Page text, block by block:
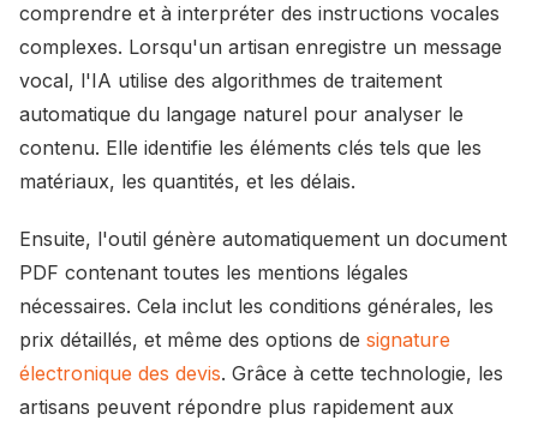
comprendre et à interpréter des instructions vocales
complexes. Lorsqu'un artisan enregistre un message
vocal, l'IA utilise des algorithmes de traitement
automatique du langage naturel pour analyser le
contenu. Elle identifie les éléments clés tels que les
matériaux, les quantités, et les délais.
Ensuite, l'outil génère automatiquement un document
PDF contenant toutes les mentions légales
nécessaires. Cela inclut les conditions générales, les
prix détaillés, et même des options de signature
électronique des devis. Grâce à cette technologie, les
artisans peuvent répondre plus rapidement aux